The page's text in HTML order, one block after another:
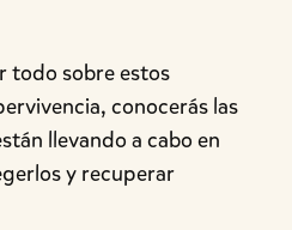
todo sobre estos
conocerás las
llevando a cabo en
y recuperar